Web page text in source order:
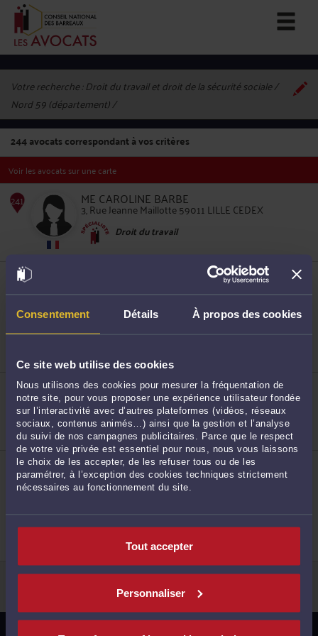
Consentement Détails À propos des cookies
Ce site web utilise des cookies
Nous utilisons des cookies pour mesurer la fréquentation de
notre site, pour vous proposer une expérience utilisateur fondée
sur l’interactivité avec d’autres plateformes (vidéos, réseaux
sociaux, contenus animés…) ainsi que la gestion et l’analyse
du suivi de nos campagnes publicitaires. Parce que le respect
de votre vie privée est essentiel pour nous, nous vous laissons
le choix de les accepter, de les refuser tous ou de les
paramétrer, à l’exception des cookies techniques strictement
nécessaires au fonctionnement du site.
Tout accepter
Personnaliser
Votre recherche :Droit du travail et droit de la sécurité sociale /
Nord 59 (département)
244avocats correspondant à vos critères
Voir les avocats sur une carte
ME CAROLINE BARBE
3, Rue Jeanne Maillotte 59011 LILLE CEDEX
Droit du travail
ME LAURENCE PIPART-LENOIR
18, Avenue du Peuple Belge 59800 LILLE
Droit du travail
Droit de la famille, des personnes et de leur
243
ME OLIVIER DUPONT
45, Rue Saint-Etienne 59800 LILLE
Droit du travail
ME FRANCIS DUPONT
45, rue Saint Etienne 59800 LILLE
Droit commercial, des affaires et de la
concurrence